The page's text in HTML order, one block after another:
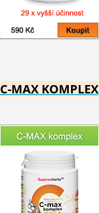
C-MAX KOMPLEX